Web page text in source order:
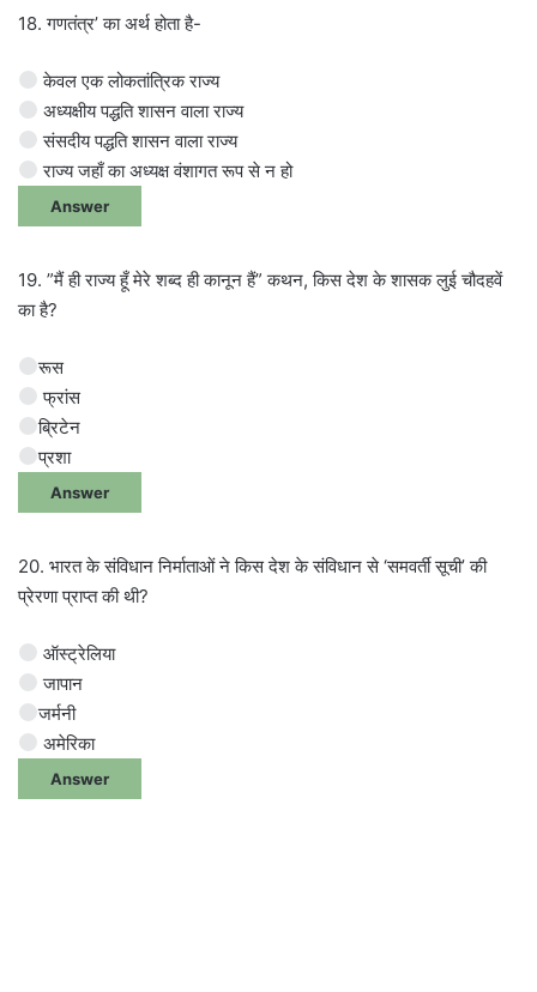
18. गणतंत्र’ का अर्थ होता है-
केवल एक लोकतांत्रिक राज्य
अध्यक्षीय पद्धति शासन वाला राज्य
संसदीय पद्धति शासन वाला राज्य
राज्य जहाँ का अध्यक्ष वंशागत रूप से न हो
Answer
19. ”मैं ही राज्य हूँ मेरे शब्द ही कानून हैं” कथन, किस देश के शासक लुई चौदहवें
का है?
रूस
फ्रांस
ब्रिटेन
प्रशा
Answer
20. भारत के संविधान निर्माताओं ने किस देश के संविधान से ‘समवर्ती सूची’ की
प्रेरणा प्राप्त की थी?
ऑस्ट्रेलिया
जापान
जर्मनी
अमेरिका
Answer